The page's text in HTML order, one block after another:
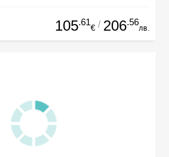
105.61
€ / 206.56
лв.